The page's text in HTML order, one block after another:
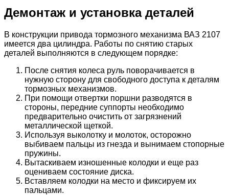
Демонтаж и установка деталей
В конструкции привода тормозного механизма ВАЗ 2107
имеется два цилиндра. Работы по снятию старых
деталей выполняются в следующем порядке:
После снятия колеса руль поворачивается в
нужную сторону для свободного доступа к деталям
тормозных механизмов.
При помощи отвертки поршни разводятся в
стороны, передние суппорты необходимо
предварительно очистить от загрязнений
металлической щеткой.
Используя выколотку и молоток, осторожно
выбиваем пальцы из гнезда и вынимаем стопорные
пружины.
Вытаскиваем изношенные колодки и еще раз
оцениваем состояние диска.
Вставляем колодки на место и фиксируем их
пальцами.